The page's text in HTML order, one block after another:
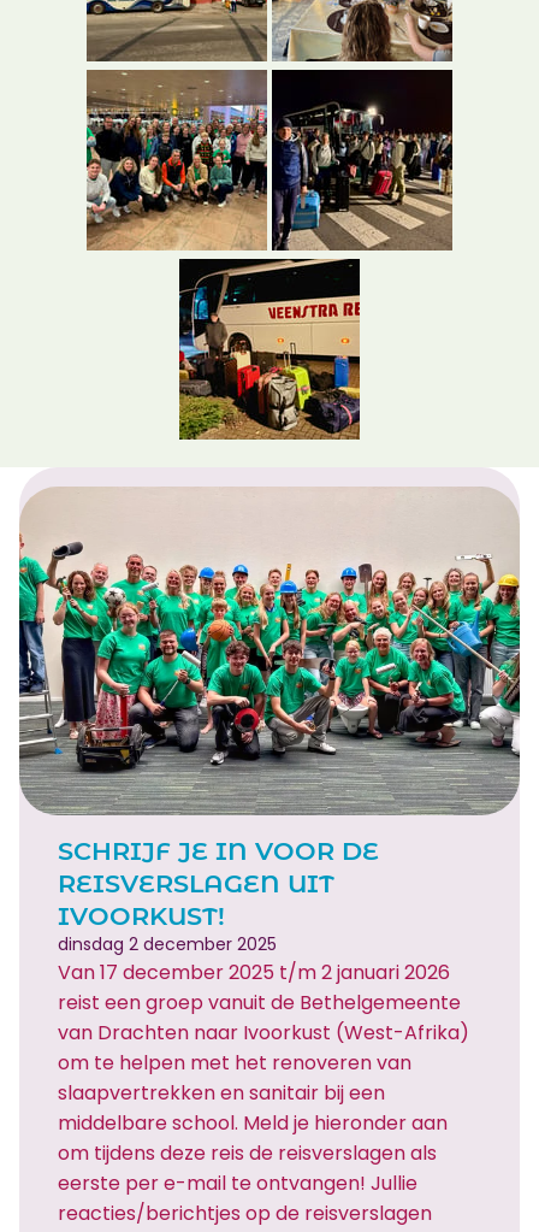
SCHRIJF JE IN VOOR DE
REISVERSLAGEN UIT
IVOORKUST!
dinsdag 2 december 2025
Van 17 december 2025 t/m 2 januari 2026
reist een groep vanuit de Bethelgemeente
van Drachten naar Ivoorkust (West-Afrika)
om te helpen met het renoveren van
slaapvertrekken en sanitair bij een
middelbare school. Meld je hieronder aan
om tijdens deze reis de reisverslagen als
eerste per e-mail te ontvangen! Jullie
reacties/berichtjes op de reisverslagen